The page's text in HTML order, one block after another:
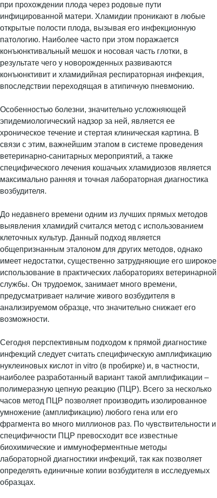
при прохождении плода через родовые пути
инфицированной матери. Хламидии проникают в любые
открытые полости плода, вызывая его инфекционную
патологию. Наиболее часто при этом поражается
конъюнктивальный мешок и носовая часть глотки, в
результате чего у новорожденных развиваются
конъюнктивит и хламидийная респираторная инфекция,
впоследствии переходящая в атипичную пневмонию.
Особенностью болезни, значительно усложняющей
эпидемиологический надзор за ней, является ее
хроническое течение и стертая клиническая картина. В
связи с этим, важнейшим этапом в системе проведения
ветеринарно-санитарных мероприятий, а также
специфического лечения кошачьих хламидиозов является
максимально ранняя и точная лабораторная диагностика
возбудителя.
До недавнего времени одним из лучших прямых методов
выявления хламидий считался метод с использованием
клеточных культур. Данный подход является
общепризнанным эталоном для других методов, однако
имеет недостатки, существенно затрудняющие его широкое
использование в практических лабораториях ветеринарной
службы. Он трудоемок, занимает много времени,
предусматривает наличие живого возбудителя в
анализируемом образце, что значительно снижает его
возможности.
Сегодня перспективным подходом к прямой диагностике
инфекций следует считать специфическую амплификацию
нуклеиновых кислот in vitro (в пробирке) и, в частности,
наиболее разработанный вариант такой амплификации –
полимеразную цепную реакцию (ПЦР). Всего за несколько
часов метод ПЦР позволяет производить изолированное
умножение (амплификацию) любого гена или его
фрагмента во много миллионов раз. По чувствительности и
специфичности ПЦР превосходит все известные
биохимические и иммуноферментные методы
лабораторной диагностики инфекций, так как позволяет
определять единичные копии возбудителя в исследуемых
образцах.